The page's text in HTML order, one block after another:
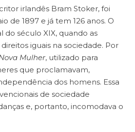
irlandês Bram Stoker, foi
de 1897 e já tem 126 anos. O
do século XIX, quando as
iguais na sociedade. Por
Mulher, utilizado para
que proclamavam,
dos homens. Essa
de sociedade
e, portanto, incomodava o